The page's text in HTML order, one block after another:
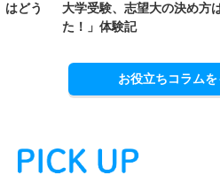
はどう
大学受験、志望大の決め方
た！」体験記
お役立ちコラム